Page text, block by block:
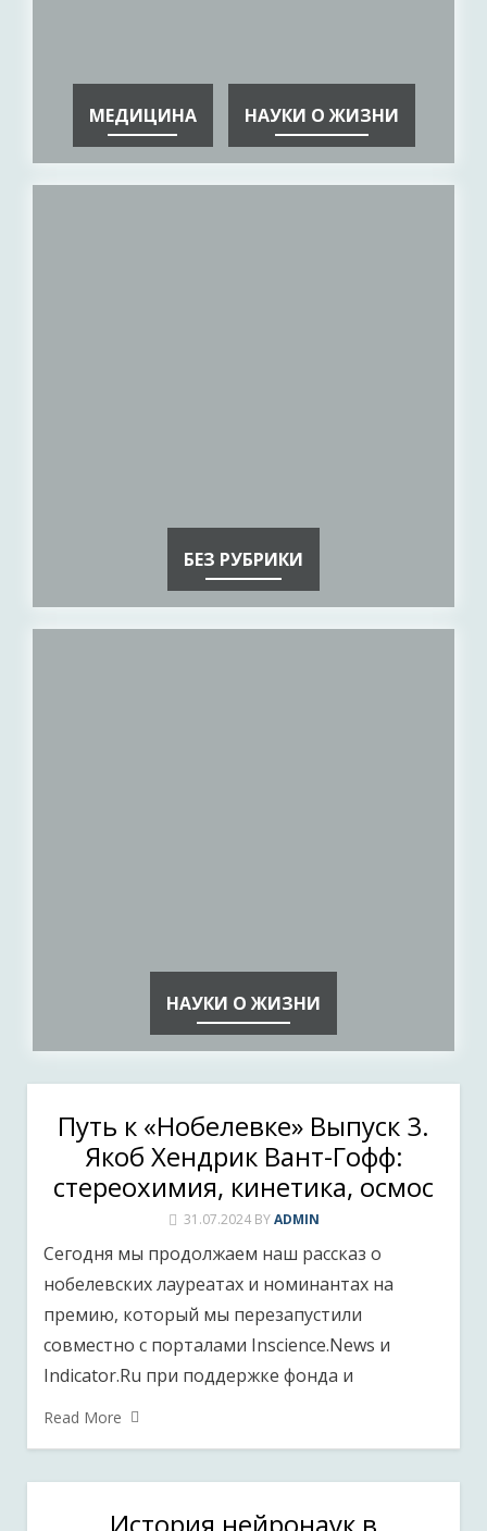
МЕДИЦИНА НАУКИ О ЖИЗНИ
БЕЗ РУБРИКИ
НАУКИ О ЖИЗНИ
Путь к «Нобелевке» Выпуск 3.
Якоб Хендрик Вант-Гофф:
стереохимия, кинетика, осмос
31.07.2024 BY ADMIN
Сегодня мы продолжаем наш рассказ о
нобелевских лауреатах и номинантах на
премию, который мы перезапустили
совместно с порталами Inscience.News и
Indicator.Ru при поддержке фонда и
Read More